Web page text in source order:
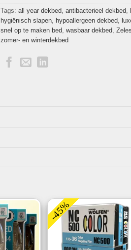
Tags: all year dekbed, antibacterieel dekbed,
hygiënisch slapen, hypoallergeen dekbed,
snel op te maken bed, wasbaar dekbed,
zomer- en winterdekbed
-45%